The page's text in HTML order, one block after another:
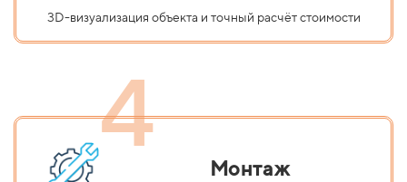
3D-визуализация объекта и точный расчёт стоимости
4
Монтаж